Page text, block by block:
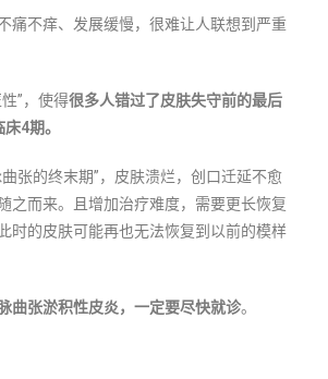
痛不痒、发展缓慢，很难让人联想到严重
”，使得很多人错过了皮肤失守前的最后
4期。
张的终末期”，皮肤溃烂，创口迁延不愈
之而来。且增加治疗难度，需要更长恢复
时的皮肤可能再也无法恢复到以前的模样
曲张淤积性皮炎，一定要尽快就诊。